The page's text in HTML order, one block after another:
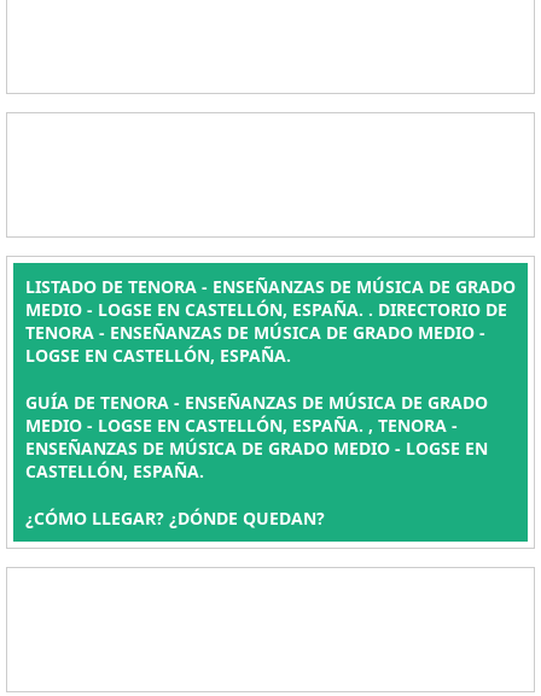
LISTADO DE TENORA - ENSEÑANZAS DE MÚSICA DE GRADO
MEDIO - LOGSE EN CASTELLÓN, ESPAÑA. . DIRECTORIO DE
TENORA - ENSEÑANZAS DE MÚSICA DE GRADO MEDIO -
LOGSE EN CASTELLÓN, ESPAÑA.
GUÍA DE TENORA - ENSEÑANZAS DE MÚSICA DE GRADO
MEDIO - LOGSE EN CASTELLÓN, ESPAÑA. , TENORA -
ENSEÑANZAS DE MÚSICA DE GRADO MEDIO - LOGSE EN
CASTELLÓN, ESPAÑA.
¿CÓMO LLEGAR? ¿DÓNDE QUEDAN?